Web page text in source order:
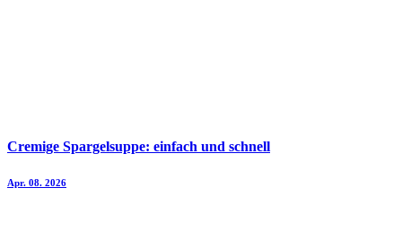
Cremige Spargelsuppe: einfach und schnell
Apr. 08. 2026